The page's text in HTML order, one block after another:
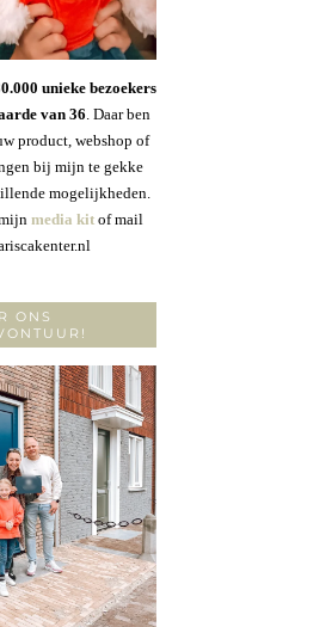
.000 unieke bezoekers
van 36. Daar ben
product, webshop of
bij mijn te gekke
mogelijkheden.
media kit of mail
ONS